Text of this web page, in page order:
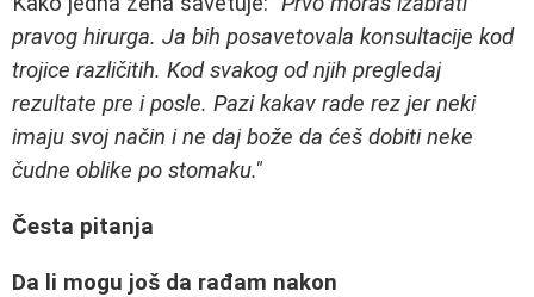
pravog hirurga. Ja bih posavetovala konsultacije kod
trojice različitih. Kod svakog od njih pregledaj
rezultate pre i posle. Pazi kakav rade rez jer neki
imaju svoj način i ne daj bože da ćeš dobiti neke
čudne oblike po stomaku."
Česta pitanja
Da li mogu još da rađam nakon